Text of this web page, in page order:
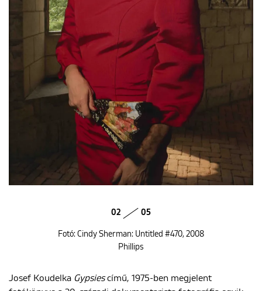
02 05
Fotó: Cindy Sherman: Untitled #470, 2008
Phillips
Josef Koudelka Gypsiescímű, 1975-ben megjelent